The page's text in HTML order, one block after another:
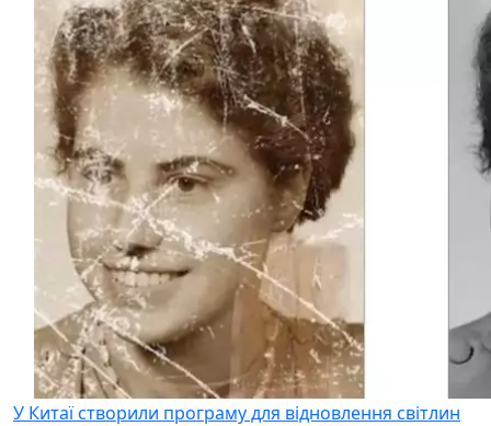
У Китаї створили програму для відновлення світлин